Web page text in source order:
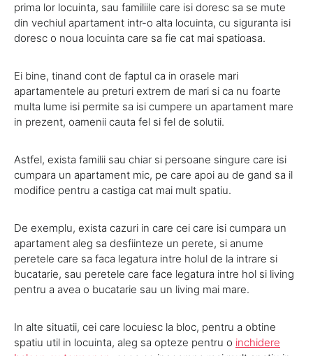
prima lor locuinta, sau familiile care isi doresc sa se mute
din vechiul apartament intr-o alta locuinta, cu siguranta isi
doresc o noua locuinta care sa fie cat mai spatioasa.
Ei bine, tinand cont de faptul ca in orasele mari
apartamentele au preturi extrem de mari si ca nu foarte
multa lume isi permite sa isi cumpere un apartament mare
in prezent, oamenii cauta fel si fel de solutii.
Astfel, exista familii sau chiar si persoane singure care isi
cumpara un apartament mic, pe care apoi au de gand sa il
modifice pentru a castiga cat mai mult spatiu.
De exemplu, exista cazuri in care cei care isi cumpara un
apartament aleg sa desfiinteze un perete, si anume
peretele care sa faca legatura intre holul de la intrare si
bucatarie, sau peretele care face legatura intre hol si living
pentru a avea o bucatarie sau un living mai mare.
In alte situatii, cei care locuiesc la bloc, pentru a obtine
spatiu util in locuinta, aleg sa opteze pentru o inchidere